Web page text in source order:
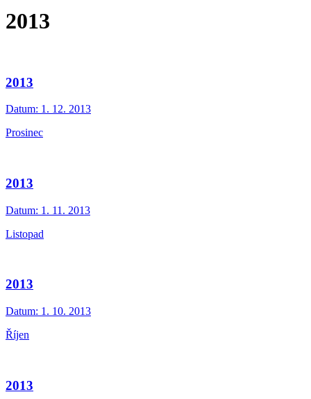
2013
2013
Datum: 1. 12. 2013
Prosinec
2013
Datum: 1. 11. 2013
Listopad
2013
Datum: 1. 10. 2013
Říjen
2013